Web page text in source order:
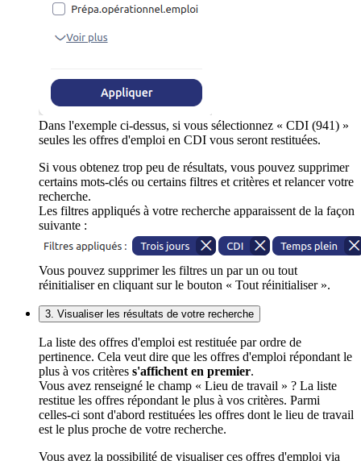
Dans l'exemple ci-dessus, si vous sélectionnez « CDI (941) »
seules les offres d'emploi en CDI vous seront restituées.
Si vous obtenez trop peu de résultats, vous pouvez supprimer
certains mots-clés ou certains filtres et critères et relancer votre
recherche.
Les filtres appliqués à votre recherche apparaissent de la façon
suivante :
Vous pouvez supprimer les filtres un par un ou tout
réinitialiser en cliquant sur le bouton « Tout réinitialiser ».
3. Visualiser les résultats de votre recherche
La liste des offres d'emploi est restituée par ordre de
pertinence. Cela veut dire que les offres d'emploi répondant le
plus à vos critères s'affichent en premier.
Vous avez renseigné le champ « Lieu de travail » ? La liste
restitue les offres répondant le plus à vos critères. Parmi
celles-ci sont d'abord restituées les offres dont le lieu de travail
est le plus proche de votre recherche.
Vous avez la possibilité de visualiser ces offres d'emploi via